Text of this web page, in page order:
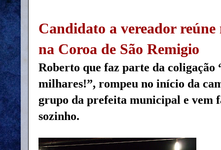
Candidato a vereador
na Coroa de São Remigio
Roberto que faz parte da coligação
milhares!”, rompeu no início da
grupo da prefeita municipal e vem
sozinho.